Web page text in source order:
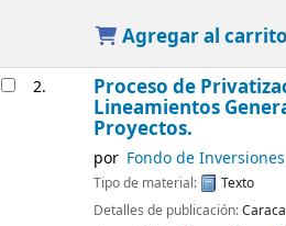
Agregar al carrito
2. Proceso de
Lineamientos
Proyectos.
por Fondo de
Tipo de material:
Texto
Detalles de publicación: